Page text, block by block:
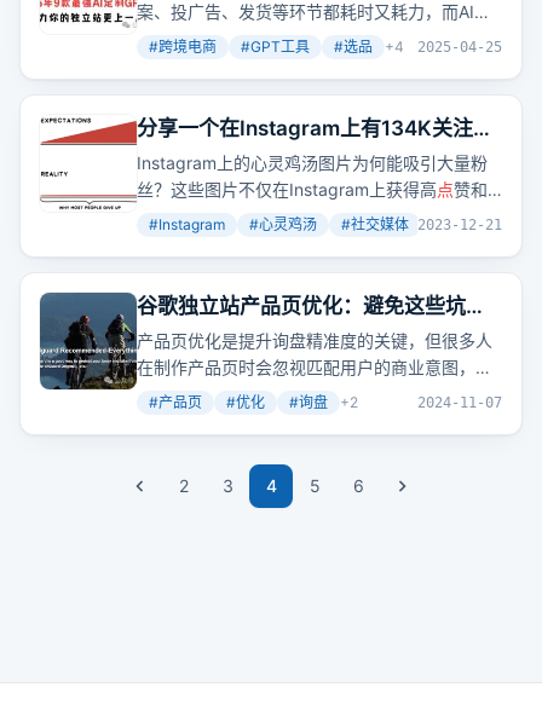
案、投广告、发货等环节都耗时又耗力，而AI的
出现彻底改变了游戏规则。定制版的GPT正成为
挑细选出9款最适合做独立站和跨境电商的定制
GPT工具，覆盖从选品、命名、定价到营销的各
个环节，真正帮助你省时间、提转化、卖得更
好。
#跨境电商 #GPT工具 #选品 +4 2025-04-25
分享一个在Instagram上有134K关注的
心灵鸡汤账号，顺便请大家喝一些鸡汤
Instagram上的心灵鸡汤图片为何能吸引大量粉
丝？这些图片不仅在Instagram上获得高点赞和
回复，还启示我们产品内容的重复利用和社交媒
性。
#Instagram #心灵鸡汤 #社交媒体 +2
2023-12-21
谷歌独立站产品页优化：避免这些坑，
让询盘滚滚来！
产品页优化是提升询盘精准度的关键，但很多人
在制作产品页时会忽视匹配用户的商业意图，导
致内容与用户需求不匹配，影响转化。
#产品页 #优化 #询盘 +2 2024-11-07
2 3 4 5 6